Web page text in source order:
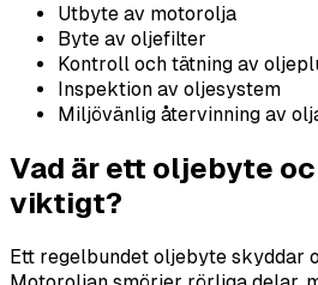
Utbyte av motorolja
Byte av oljefilter
Kontroll och tätning av
Inspektion av oljesystem
Miljövänlig återvinning av
Vad är ett oljebyte
viktigt?
Ett regelbundet oljebyte skyddar